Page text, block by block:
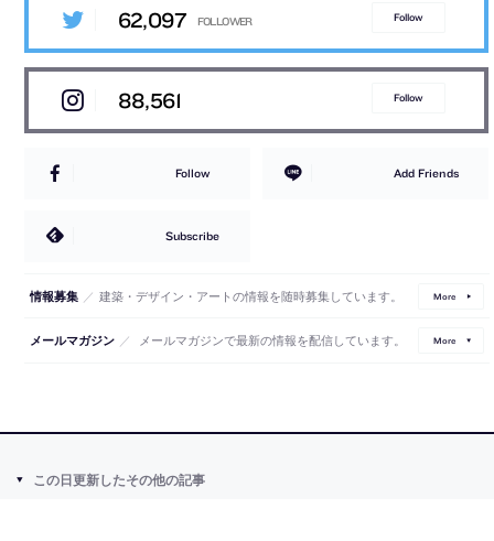
62,097 Follow
88,561 Follow
Follow Add Friends
Subscribe
情報募集 ／ 建築・デザイン・アートの情報を随時募集しています。 More
メールマガジン ／ メールマガジンで最新の情報を配信しています。 More
この日更新したその他の記事